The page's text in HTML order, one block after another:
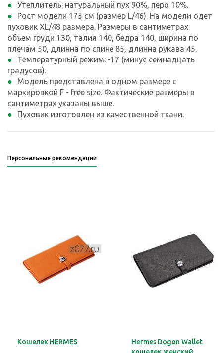
Утеплитель: натуральный пух 90%, перо 10%.
Рост модели 175 см (размер L/46). На модели одет
пуховик XL/48 размера. Размеры в сантиметрах:
объем груди 130, талия 140, бедра 140, ширина по
плечам 50, длинна по спине 85, длинна рукава 45.
Температурный режим: -17 (минус семнадцать
градусов).
Модель представлена в одном размере с
маркировкой F - free size. Фактические размеры в
сантиметрах указаны выше.
Пуховик изготовлен из качественной ткани.
Персональные рекомендации
Кошелек HERMES
Hermes Dogon Wallet